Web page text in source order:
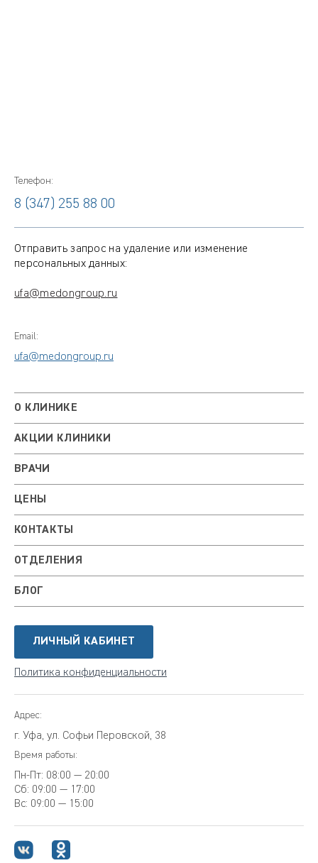
Телефон:
8 (347) 255 88 00
Отправить запрос на удаление или изменение
персональных данных:
ufa@medongroup.ru
Email:
ufa@medongroup.ru
О КЛИНИКЕ
АКЦИИ КЛИНИКИ
ВРАЧИ
ЦЕНЫ
КОНТАКТЫ
ОТДЕЛЕНИЯ
БЛОГ
ЛИЧНЫЙ КАБИНЕТ
Политика конфиденциальности
Адрес:
г. Уфа, ул. Софьи Перовской, 38
Время работы:
Пн-Пт: 08:00 — 20:00
Сб: 09:00 — 17:00
Вс: 09:00 — 15:00